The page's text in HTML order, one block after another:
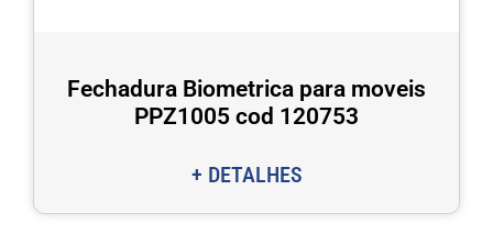
Fechadura Biometrica para moveis
PPZ1005 cod 120753
+ DETALHES